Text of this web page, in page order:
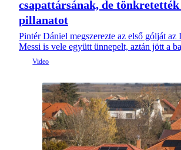
csapattársának, de tönkretették
pillanatot
Pintér Dániel megszerezte az első gólját az
Messi is vele együtt ünnepelt, aztán jött a